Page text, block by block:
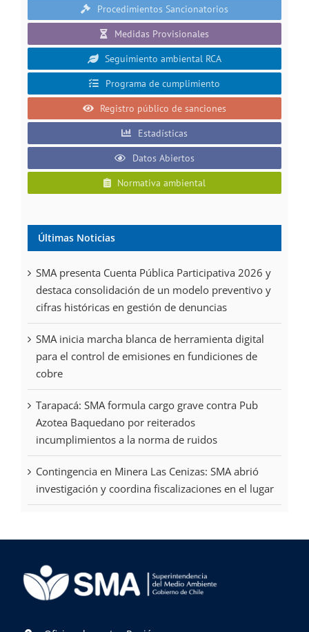
Procedimientos Sancionatorios
Medidas Provisionales
Seguimiento ambiental RCA
Programa de cumplimiento
Registro público de sanciones
Estadísticas
Datos Abiertos
Normativa ambiental
Últimas Noticias
SMA presenta Cuenta Pública Participativa 2026 y
destaca consolidación de un modelo preventivo y
cifras históricas en gestión de denuncias
SMA inicia marcha blanca de herramienta digital
para el control de emisiones en fundiciones de
cobre
Tarapacá: SMA formula cargo grave contra Pub
Azotea Baquedano por reiterados
incumplimientos a la norma de ruidos
Contingencia en Minera Las Cenizas: SMA abrió
investigación y coordina fiscalizaciones en el lugar